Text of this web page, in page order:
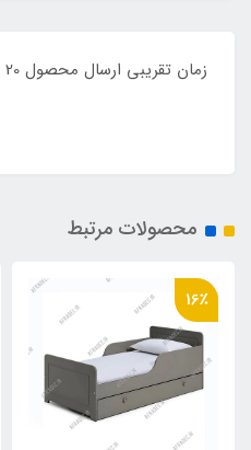
محصولات مرتبط
16٪